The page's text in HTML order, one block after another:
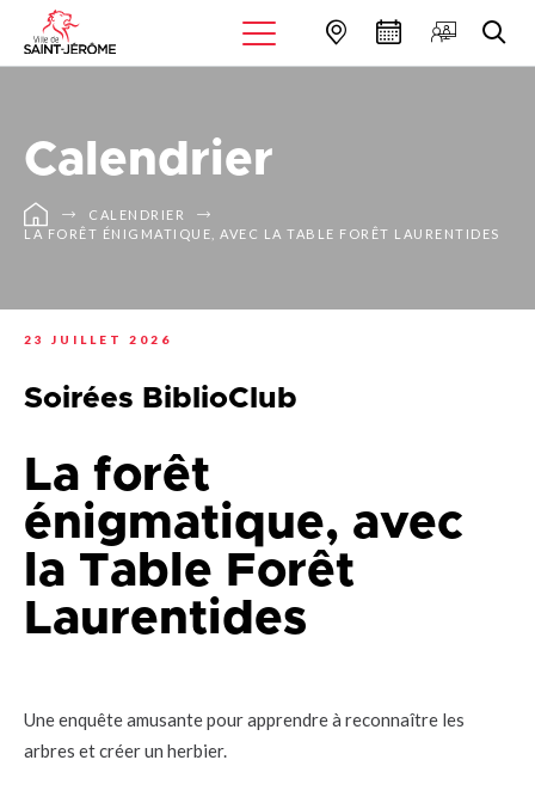
Calendrier
CALENDRIER
LA FORÊT ÉNIGMATIQUE, AVEC LA TABLE FORÊT LAURENTIDES
23 JUILLET 2026
Soirées BiblioClub
La forêt
énigmatique, avec
la Table Forêt
Laurentides
Une enquête amusante pour apprendre à reconnaître les
arbres et créer un herbier.